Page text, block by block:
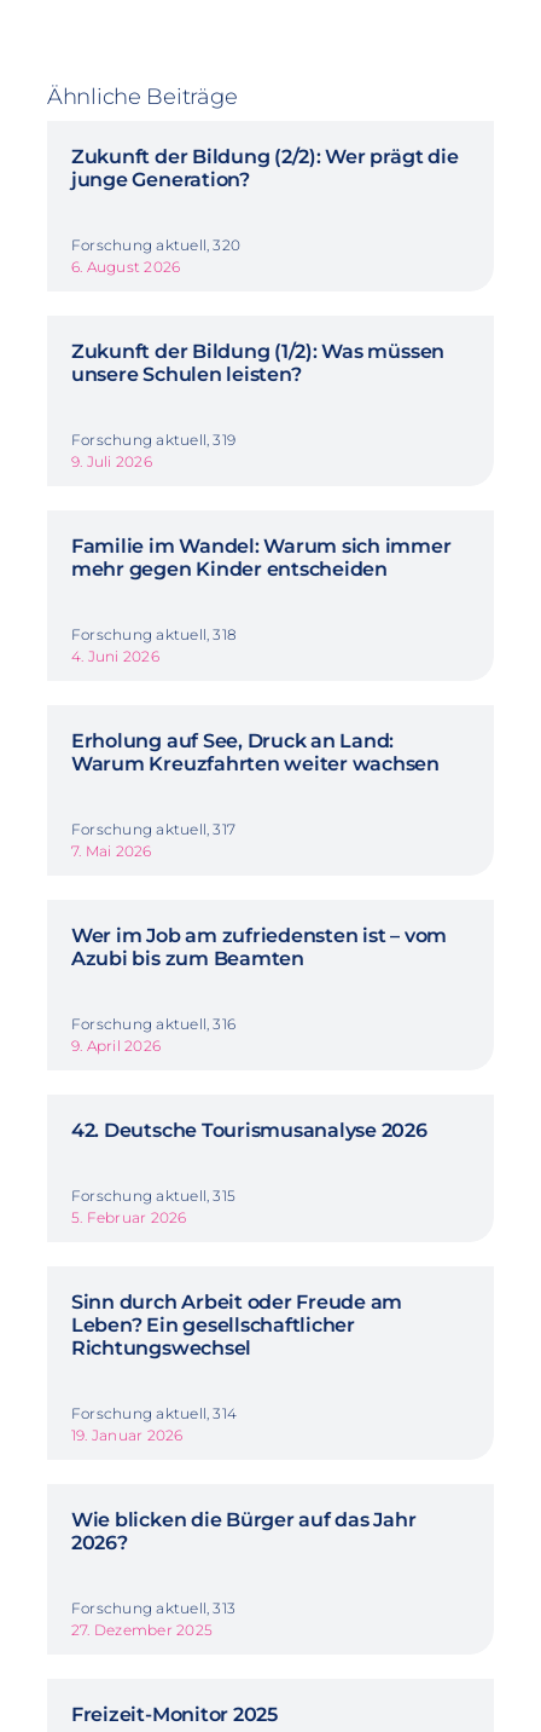
Ähnliche Beiträge
Zukunft der Bildung (2/2): Wer prägt die
junge Generation?
Forschung aktuell, 320
6. August 2026
Zukunft der Bildung (1/2): Was müssen
unsere Schulen leisten?
Forschung aktuell, 319
9. Juli 2026
Familie im Wandel: Warum sich immer
mehr gegen Kinder entscheiden
Forschung aktuell, 318
4. Juni 2026
Erholung auf See, Druck an Land:
Warum Kreuzfahrten weiter wachsen
Forschung aktuell, 317
7. Mai 2026
Wer im Job am zufriedensten ist – vom
Azubi bis zum Beamten
Forschung aktuell, 316
9. April 2026
42. Deutsche Tourismusanalyse 2026
Forschung aktuell, 315
5. Februar 2026
Sinn durch Arbeit oder Freude am
Leben? Ein gesellschaftlicher
Richtungswechsel
Forschung aktuell, 314
19. Januar 2026
Wie blicken die Bürger auf das Jahr
2026?
Forschung aktuell, 313
27. Dezember 2025
Freizeit-Monitor 2025